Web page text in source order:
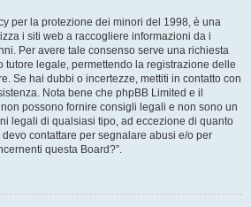
per la protezione dei minori del 1998, è una
i siti web a raccogliere informazioni da i
Per avere tale consenso serve una richiesta
tutore legale, permettendo la registrazione delle
Se hai dubbi o incertezze, mettiti in contatto con
Nota bene che phpBB Limited e il
possono fornire consigli legali e non sono un
legali di qualsiasi tipo, ad eccezione di quanto
contattare per segnalare abusi e/o per
questa Board?”.